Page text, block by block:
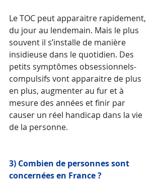
Le TOC peut apparaitre rapidement,
du jour au lendemain. Mais le plus
souvent il s’installe de manière
insidieuse dans le quotidien. Des
petits symptômes obsessionnels-
compulsifs vont apparaitre de plus
en plus, augmenter au fur et à
mesure des années et finir par
causer un réel handicap dans la vie
de la personne.
3) Combien de personnes sont
concernées en France ?